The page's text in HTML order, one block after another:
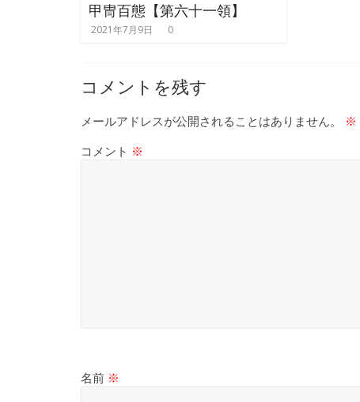
触
っ
し
て
感
甲冑百態【第六十一領】
2021年7月9日 0
コメントを残す
メールアドレスが公開されることはありません。 ※
コメント ※
名前 ※